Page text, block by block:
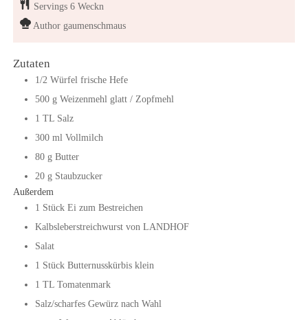
Servings 6 Weckn
Author gaumenschmaus
Zutaten
1/2 Würfel frische Hefe
500 g Weizenmehl glatt / Zopfmehl
1 TL Salz
300 ml Vollmilch
80 g Butter
20 g Staubzucker
Außerdem
1 Stück Ei zum Bestreichen
Kalbsleberstreichwurst von LANDHOF
Salat
1 Stück Butternusskürbis klein
1 TL Tomatenmark
Salz/scharfes Gewürz nach Wahl